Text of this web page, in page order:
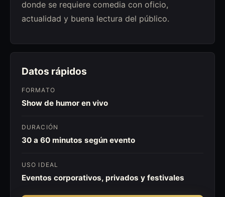
donde se requiere comedia con oficio,
actualidad y buena lectura del público.
Datos rápidos
FORMATO
Show de humor en vivo
DURACIÓN
30 a 60 minutos según evento
USO IDEAL
Eventos corporativos, privados y festivales